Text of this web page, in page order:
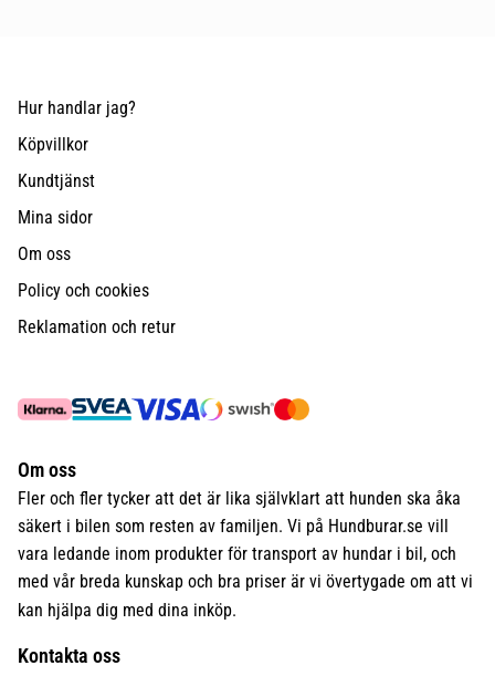
Hur handlar jag?
Köpvillkor
Kundtjänst
Mina sidor
Om oss
Policy och cookies
Reklamation och retur
Om oss
Fler och fler tycker att det är lika självklart att hunden ska åka
säkert i bilen som resten av familjen. Vi på Hundburar.se vill
vara ledande inom produkter för transport av hundar i bil, och
med vår breda kunskap och bra priser är vi övertygade om att vi
kan hjälpa dig med dina inköp.
Kontakta oss